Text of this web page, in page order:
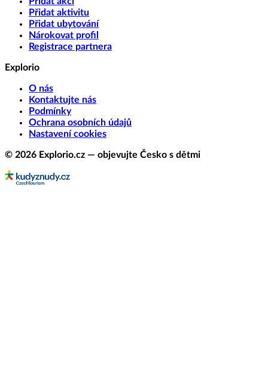
Přidat aktivitu
Přidat ubytování
Nárokovat profil
Registrace partnera
Explorio
O nás
Kontaktujte nás
Podmínky
Ochrana osobních údajů
Nastavení cookies
© 2026 Explorio.cz — objevujte Česko s dětmi